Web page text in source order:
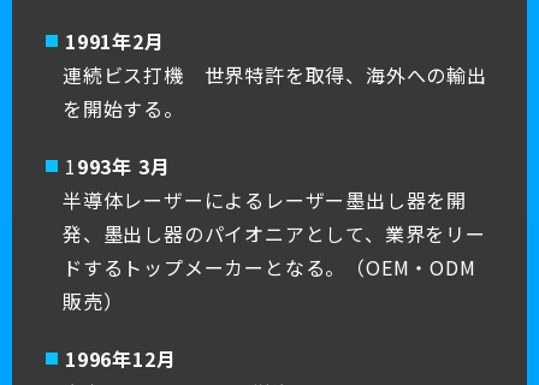
1991年2月
連続ビス打機 世界特許を取得、海外への輸出
を開始する。
1993年 3月
半導体レーザーによるレーザー墨出し器を開
発、墨出し器のパイオニアとして、業界をリー
ドするトップメーカーとなる。（OEM・ODM
販売）
1996年12月